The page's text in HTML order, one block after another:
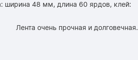
ширина 48 мм, длина 60 ярдов, клей:
Лента очень прочная и долговечная.